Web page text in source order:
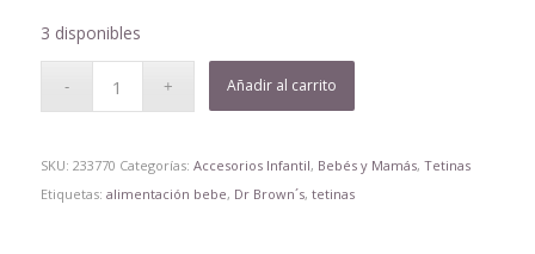
3 disponibles
Añadir al carrito
SKU: 233770 Categorías: Accesorios Infantil, Bebés y Mamás, Tetinas
Etiquetas: alimentación bebe, Dr Brown´s, tetinas